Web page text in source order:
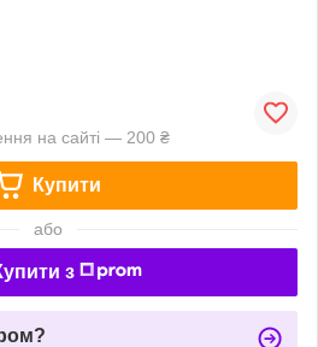
на сайті — 200 ₴
Купити
або
з